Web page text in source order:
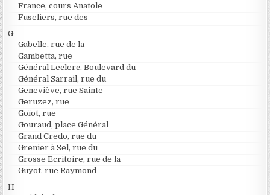
France, cours Anatole
Fuseliers, rue des
G
Gabelle, rue de la
Gambetta, rue
Général Leclerc, Boulevard du
Général Sarrail, rue du
Geneviève, rue Sainte
Geruzez, rue
Goïot, rue
Gouraud, place Général
Grand Credo, rue du
Grenier à Sel, rue du
Grosse Ecritoire, rue de la
Guyot, rue Raymond
H